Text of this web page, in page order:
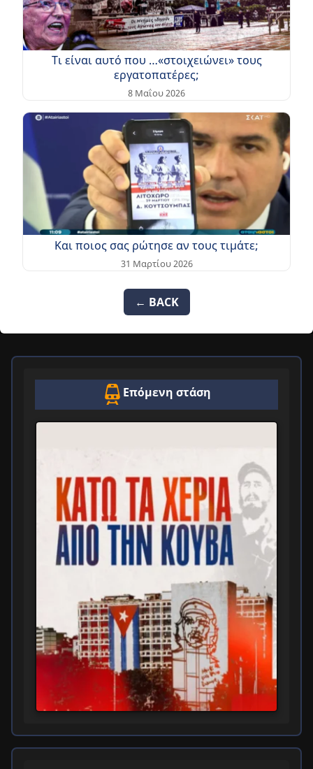
Τι είναι αυτό που …«στοιχειώνει» τους
εργατοπατέρες;
8 Μαΐου 2026
Και ποιος σας ρώτησε αν τους τιμάτε;
31 Μαρτίου 2026
← BACK
Επόμενη στάση